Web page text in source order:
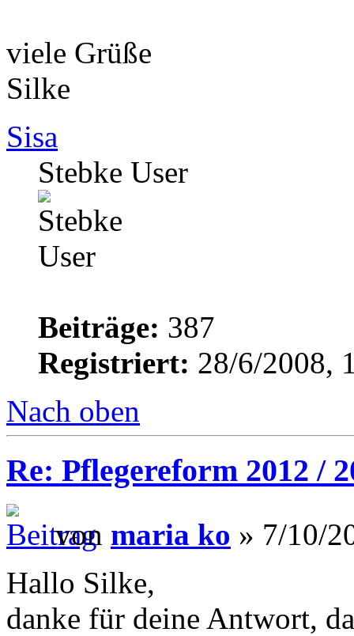
viele Grüße
Silke
Sisa
Stebke User
Beiträge: 387
Registriert: 28/6/2008,
Nach oben
Re: Pflegereform 2012 /
von maria ko » 7/10/
Hallo Silke,
danke für deine Antwort,